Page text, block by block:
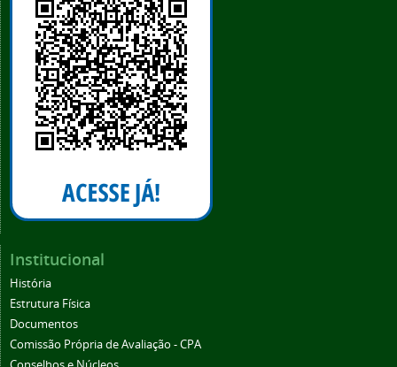
Institucional
História
Estrutura Física
Documentos
Comissão Própria de Avaliação - CPA